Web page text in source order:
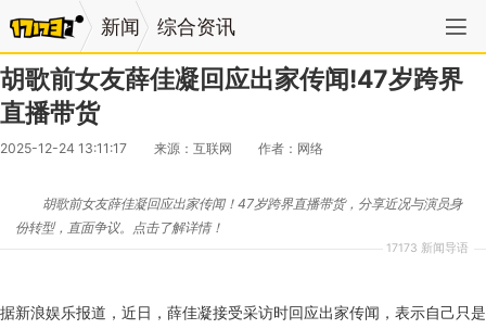
新闻 综合资讯
胡歌前女友薛佳凝回应出家传闻!47岁跨界
直播带货
2025-12-24 13:11:17 来源：互联网 作者：网络
17173 新闻导语
胡歌前女友薛佳凝回应出家传闻！47岁跨界直播带货，分享近况与演员身
份转型，直面争议。点击了解详情！
据新浪娱乐报道，近日，薛佳凝接受采访时回应出家传闻，表示自己只是